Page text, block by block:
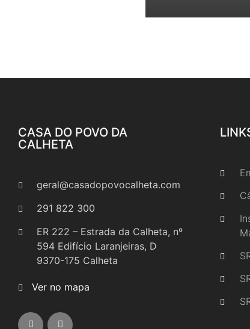
CASA DO POVO DA
CALHETA
geral@casadopovocalheta.com
291 822 300
ER 222 – Estrada da Calheta, nº
594 Edifício Laranjeiras, D
9370-175 Calheta
Ver no mapa